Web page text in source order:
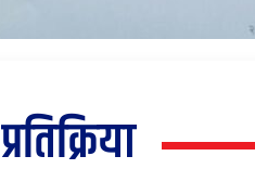
प्रतिक्रिया